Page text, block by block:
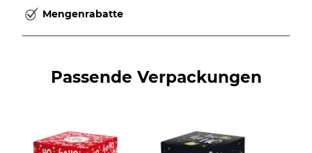
Mengenrabatte
Passende Verpackungen